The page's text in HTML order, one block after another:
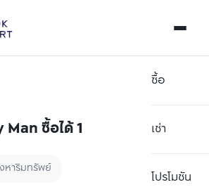
ซื้อ
เช่า
โปรโมชัน
ซื้อได้ 1
หาริมทรัพย์